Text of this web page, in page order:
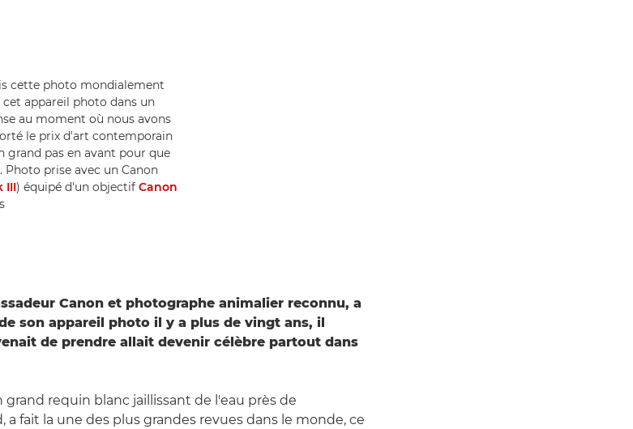
cette photo mondialement
cet appareil photo dans un
au moment où nous avons
le prix d'art contemporain
grand pas en avant pour que
prise avec un Canon
III) équipé d'un objectif Canon
Canon et photographe animalier reconnu, a
son appareil photo il y a plus de vingt ans, il
de prendre allait devenir célèbre partout dans
requin blanc jaillissant de l'eau près de
a fait la une des plus grandes revues dans le monde, ce